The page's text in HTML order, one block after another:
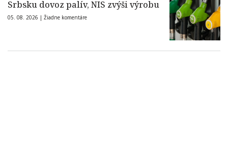
Srbsku dovoz palív, NIS zvýši výrobu
05. 08. 2026 | Žiadne komentáre